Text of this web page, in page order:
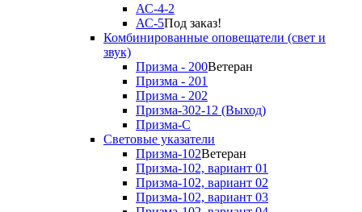
АС-4-2
АС-5Под заказ!
Комбинированные оповещатели (свет и
звук)
Призма - 200Ветеран
Призма - 201
Призма - 202
Призма-302-12 (Выход)
Призма-С
Световые указатели
Призма-102Ветеран
Призма-102, вариант 01
Призма-102, вариант 02
Призма-102, вариант 03